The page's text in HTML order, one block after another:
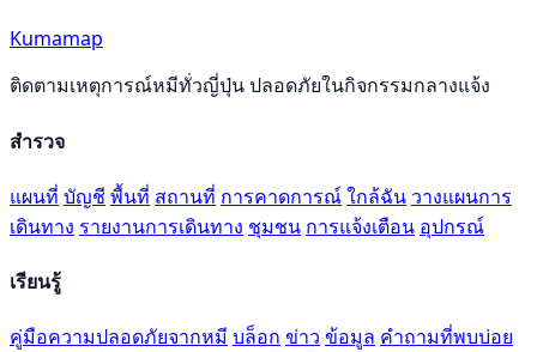
Kumamap
ติดตามเหตุการณ์หมีทั่วญี่ปุ่น ปลอดภัยในกิจกรรมกลางแจ้ง
สำรวจ
แผนที่ บัญชี พื้นที่ สถานที่ การคาดการณ์ใกล้ฉัน วางแผนการ
เดินทาง รายงานการเดินทาง ชุมชน การแจ้งเตือน อุปกรณ์
เรียนรู้
คู่มือความปลอดภัยจากหมี บล็อก ข่าว ข้อมูล คำถามที่พบบ่อย